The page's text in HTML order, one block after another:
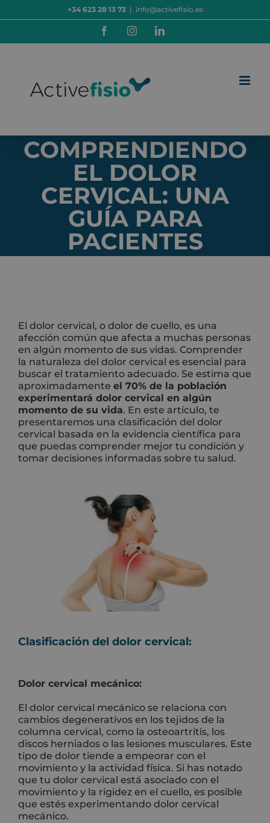
al
+34 623 28 13 73 | info@activefisio.es
FacebookInstagramLinkedIn
COMPRENDIENDO
EL DOLOR
CERVICAL: UNA
GUÍA PARA
PACIENTES
El dolor cervical, o dolor de cuello, es una
afección común que afecta a muchas personas
en algún momento de sus vidas. Comprender
la naturaleza del dolor cervical es esencial para
buscar el tratamiento adecuado. Se estima que
aproximadamente el 70% de la población
experimentará dolor cervical en algún
momento de su vida. En este artículo, te
presentaremos una clasificación del dolor
cervical basada en la evidencia científica para
que puedas comprender mejor tu condición y
tomar decisiones informadas sobre tu salud.
Clasificación del dolor cervical:
Dolor cervical mecánico:
El dolor cervical mecánico se relaciona con
cambios degenerativos en los tejidos de la
columna cervical, como la osteoartritis, los
discos herniados o las lesiones musculares. Este
tipo de dolor tiende a empeorar con el
movimiento y la actividad física. Si has notado
que tu dolor cervical está asociado con el
movimiento y la rigidez en el cuello, es posible
que estés experimentando dolor cervical
mecánico.